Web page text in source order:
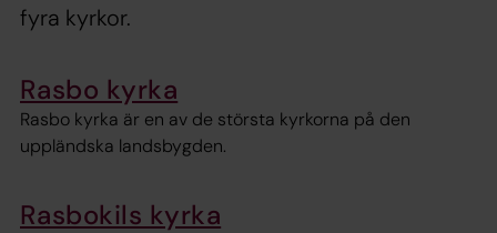
fyra kyrkor.
Rasbo kyrka
Rasbo kyrka är en av de största kyrkorna på den
uppländska landsbygden.
Rasbokils kyrka